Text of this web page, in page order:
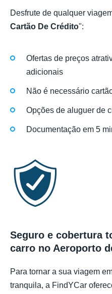
Desfrute de qualquer
Cartão De Crédito":
Ofertas de preços
adicionais
Não é necessário
Opções de aluguer de
Documentação em 5
Seguro e cobertura
carro no Aeroporto
Para tornar a sua viagem
tranquila, a FindYCar